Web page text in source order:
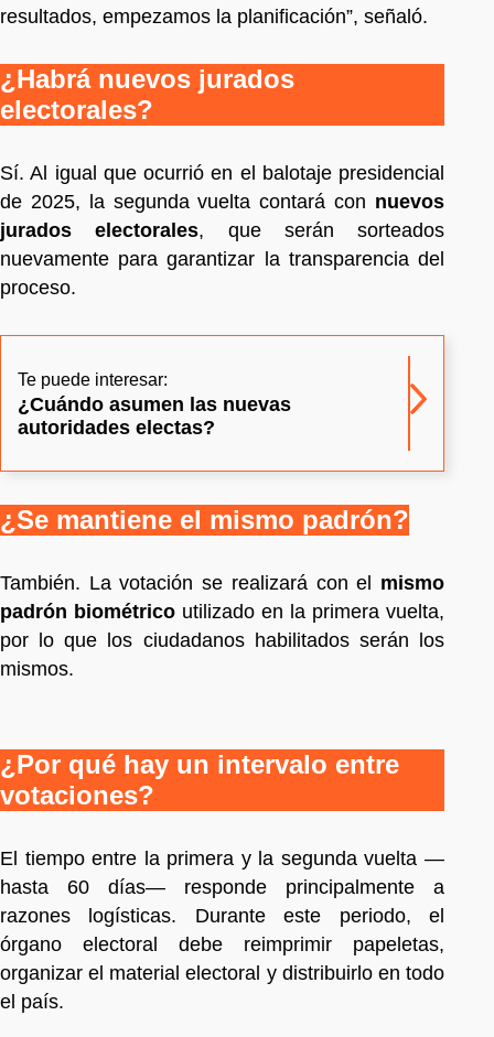
resultados, empezamos la planificación”, señaló.
¿Habrá nuevos jurados
electorales?
Sí. Al igual que ocurrió en el balotaje presidencial
de 2025, la segunda vuelta contará con nuevos
jurados electorales, que serán sorteados
nuevamente para garantizar la transparencia del
proceso.
Te puede interesar:
¿Cuándo asumen las nuevas
autoridades electas?
¿Se mantiene el mismo padrón?
También. La votación se realizará con el mismo
padrón biométrico utilizado en la primera vuelta,
por lo que los ciudadanos habilitados serán los
mismos.
¿Por qué hay un intervalo entre
votaciones?
El tiempo entre la primera y la segunda vuelta —
hasta 60 días— responde principalmente a
razones logísticas. Durante este periodo, el
órgano electoral debe reimprimir papeletas,
organizar el material electoral y distribuirlo en todo
el país.